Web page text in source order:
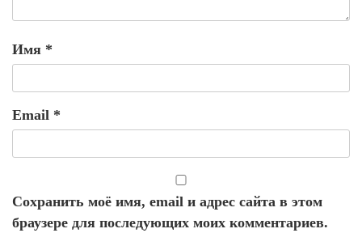
Имя *
Email *
Сохранить моё имя, email и адрес сайта в этом
браузере для последующих моих комментариев.